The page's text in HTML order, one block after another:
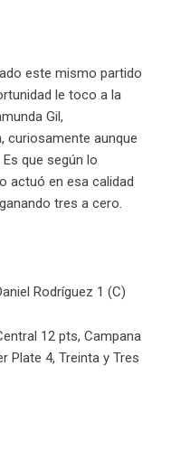
este mismo partido
le toco a la
Gil,
curiosamente aunque
que según lo
actuó en esa calidad
tres a cero.
Rodríguez 1 (C)
12 pts, Campana
Plate 4, Treinta y Tres